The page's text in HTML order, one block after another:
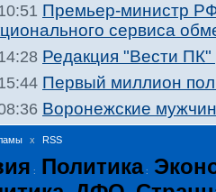
Премьер-министр
сервиса
Редакция "Вести ПК"
Первый миллион
Воронежские
x RSS
: Политика: